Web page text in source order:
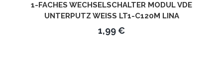
1-FACHES WECHSELSCHALTER MODUL VDE
UNTERPUTZ WEISS LT1-C120M LINA
1,99 €